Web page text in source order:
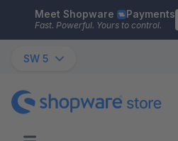
Skip to main content
Meet Shopware Payments
Fast. Powerful. Yours to control.
SW 5